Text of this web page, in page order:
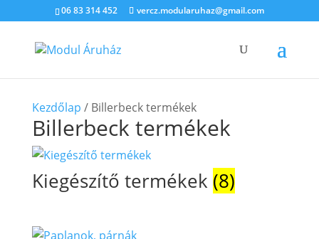
06 83 314 452 vercz.modularuhaz@gmail.com
Kezdőlap / Billerbeck termékek
Billerbeck termékek
Kiegészítő termékek (8)